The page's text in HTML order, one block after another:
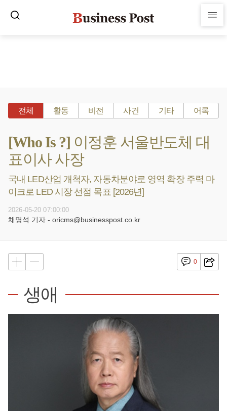
전체 활동 비전 사건 기타 어록
[Who Is ?] 이정훈 서울반도체 대
표이사 사장
국내 LED산업 개척자, 자동차분야로 영역 확장 주력 마
이크로 LED 시장 선점 목표 [2026년]
2026-05-20 07:00:00
채명석 기자 - oricms@businesspost.co.kr
0
생애